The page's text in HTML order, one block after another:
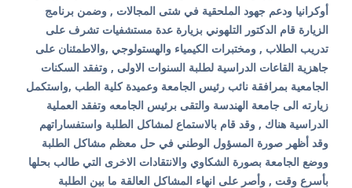
أوكرانيا ودعم جهود الملحقية في شتى المجالات , وضمن برنامج
الزيارة قام الدكتور التلهوني بزيارة عدة مستشفيات تشرف على
تدريب الطلاب , ومختبرات الكيمياء والهستولوجي ,والاطمئنان على
جاهزية القاعات الدراسية لطلبة السنوات الاولى , وتفقد السكنات
الجامعية بمرافقة نائب رئيس الجامعة وعميدة كلية الطب ,واستكمل
زيارته الى جامعة الهندسة والتقى برئيس الجامعه وتفقد العملية
الدراسية هناك , وقد قام بالاستماع لمشاكل الطلبة واستفساراتهم
وقد أظهر صورة المسؤول الوطني في حل معظم مشاكل الطلبة
ووضع الجامعة بصورة الشكاوي والانتقادات الاخرى التي طالب بحلها
بأسرع وقت , وأصر على انهاء المشاكل العالقة ما بين الطلبة